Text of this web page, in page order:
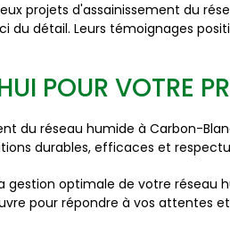
projets d'assainissement du
détail. Leurs témoignages
POUR VOTRE
du réseau humide à Carbon-
durables, efficaces et
optimale de votre réseau
pour répondre à vos attentes et